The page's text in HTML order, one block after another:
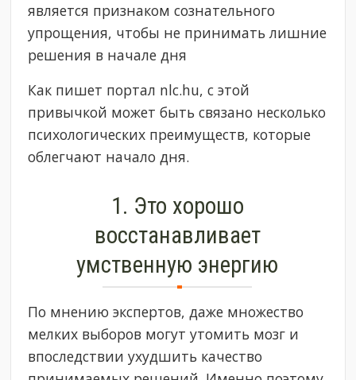
является признаком сознательного
упрощения, чтобы не принимать лишние
решения в начале дня
Как пишет портал nlc.hu, с этой
привычкой может быть связано несколько
психологических преимуществ, которые
облегчают начало дня.
1. ​​Это хорошо
восстанавливает
умственную энергию
По мнению экспертов, даже множество
мелких выборов могут утомить мозг и
впоследствии ухудшить качество